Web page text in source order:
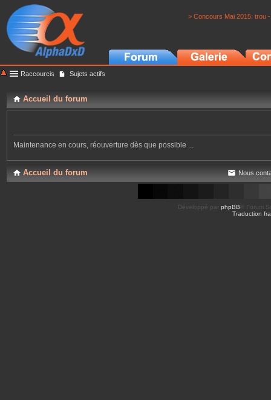
> Concours Mai 2015: trou
Raccourcis Sujets actifs
Accueil du forum
Maintenance en cours, réouverture dès que possible ...
Accueil du forum Nous
Développé par phpBB ® Forum
Traduction